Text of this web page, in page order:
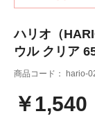
ハリオ（
ウル クリア
商品コード： hario-
￥1,540